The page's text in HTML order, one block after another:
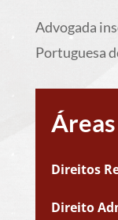
Advogada
Portuguesa
Direitos
Direito